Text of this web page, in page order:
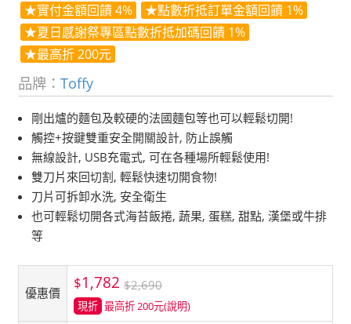
★實付金額回饋 4%
★點數折抵訂單金額回饋 1%
★夏日感謝祭專區點數折抵加碼回饋 1%
★最高折 200元
品牌： Toffy
剛出爐的麵包及較硬的法國麵包等也可以輕鬆切開!
觸控+按鍵雙重安全開關設計, 防止誤觸
無線設計, USB充電式, 可在各種場所輕鬆使用!
雙刀片來回切割, 輕鬆快速切開食物!
刀片可拆卸水洗, 安全衛生
也可輕鬆切開各式海苔飯捲, 蔬果, 蛋糕, 甜點, 漢堡或牛排
等
優惠價
$1,782 $2,690
現折 最高折 200元(說明)